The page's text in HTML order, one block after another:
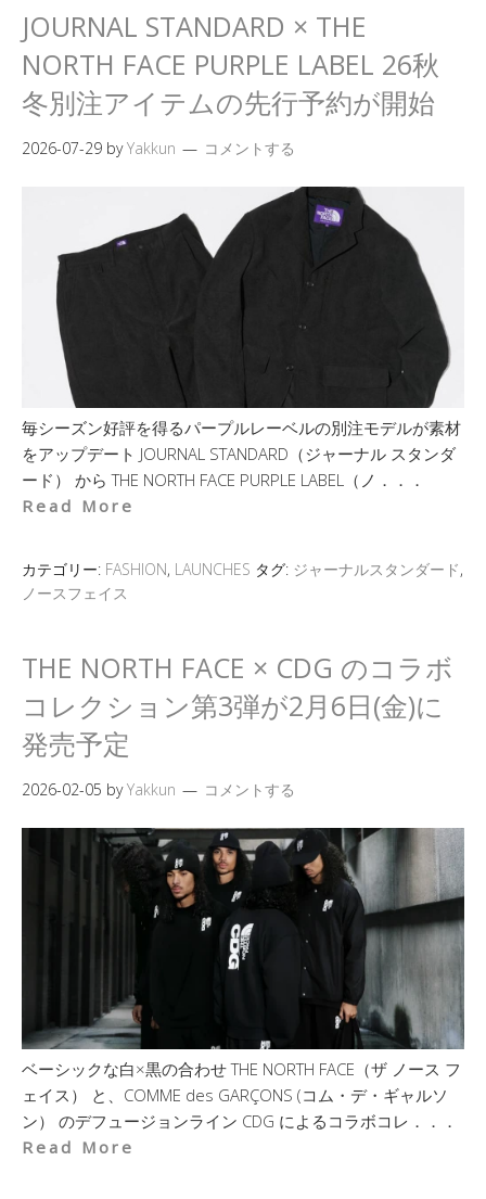
JOURNAL STANDARD × THE
NORTH FACE PURPLE LABEL 26秋
冬別注アイテムの先行予約が開始
2026-07-29 byYakkun コメントする
毎シーズン好評を得るパープルレーベルの別注モデルが素材
をアップデート JOURNAL STANDARD（ジャーナル スタンダ
ード） から THE NORTH FACE PURPLE LABEL（ノ．．．
Read More
カテゴリー: FASHION, LAUNCHES タグ: ジャーナルスタンダード,
ノースフェイス
THE NORTH FACE × CDG のコラボ
コレクション第3弾が2月6日(金)に
発売予定
2026-02-05 byYakkun コメントする
ベーシックな白×黒の合わせ THE NORTH FACE（ザ ノース フ
ェイス） と、COMME des GARÇONS (コム・デ・ギャルソ
ン） のデフュージョンライン CDG によるコラボコレ．．．
Read More